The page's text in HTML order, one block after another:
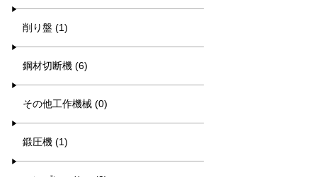
削り盤 (1)
鋼材切断機 (6)
その他工作機械 (0)
鍛圧機 (1)